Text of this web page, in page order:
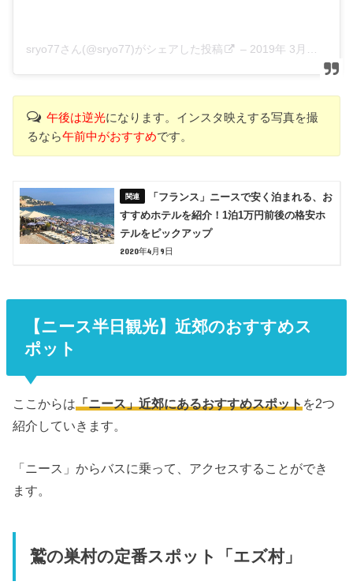
sryo77さん(@sryo77)がシェアした投稿 – 2019年 3月月14日午後5時47分PDT
午後は逆光になります。インスタ映えする写真を撮
るなら午前中がおすすめです。
「フランス」ニースで安く泊まれる、お
すすめホテルを紹介！1泊1万円前後の格安ホ
テルをピックアップ
2020年4月9日
【ニース半日観光】近郊のおすすめス
ポット
ここからは「ニース」近郊にあるおすすめスポットを2つ
紹介していきます。
「ニース」からバスに乗って、アクセスすることができ
ます。
鷲の巣村の定番スポット「エズ村」